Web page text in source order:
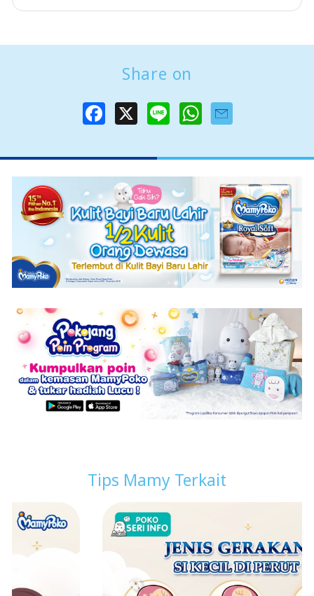
Share on
o
o
W
A
Tips Mamy Terkait